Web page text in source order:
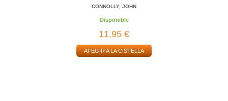
CONNOLLY, JOHN
Disponible
11,95 €
AFEGIR A LA CISTELLA